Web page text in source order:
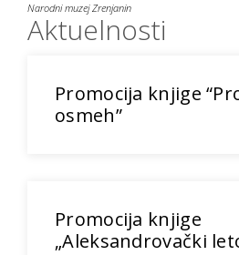
Narodni muzej Zrenjanin
Aktuelnosti
Promocija knjige
osmeh”
Promocija knjige
„Aleksandrovački